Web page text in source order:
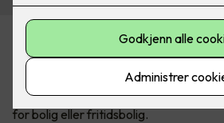
Elkontroll for å hindre
Er det lenge siden det elektriske
undersøkt? Om ja, anbefaler vi at du
for bolig eller fritidsbolig.